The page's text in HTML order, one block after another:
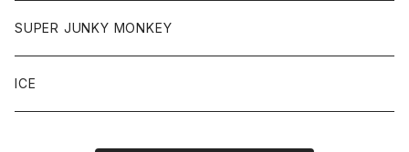
SUPER JUNKY MONKEY
ICE